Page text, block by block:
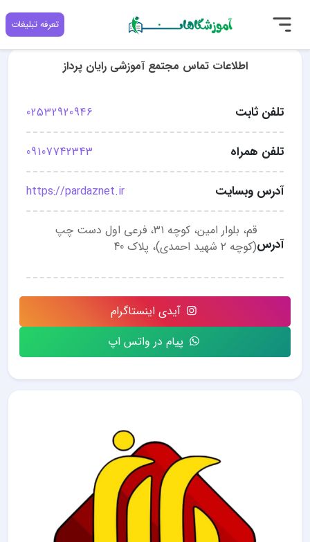
تعرفه تبلیغات
اطلاعات تماس مجتمع آموزشی رایان پرداز
تلفن ثابت 02532920946
تلفن همراه 09107742343
آدرس وبسایت https://pardaznet.ir
آدرس
قم، بلوار امین، کوچه ۳۱، فرعی اول دست چپ
(کوچه ۲ شهید احمدی)، پلاک 40
آیدی اینستاگرام
پیام در واتس اپ